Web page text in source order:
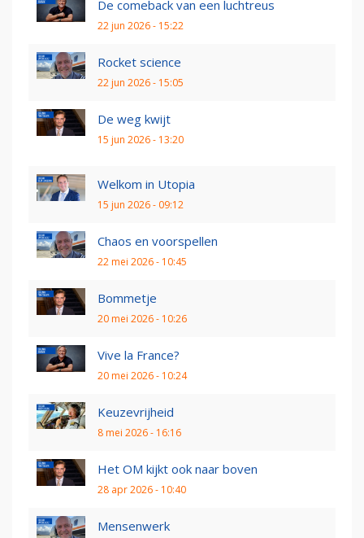
De comeback van een luchtreus
22 jun 2026 - 15:22
Rocket science
22 jun 2026 - 15:05
De weg kwijt
15 jun 2026 - 13:20
Welkom in Utopia
15 jun 2026 - 09:12
Chaos en voorspellen
22 mei 2026 - 10:45
Bommetje
20 mei 2026 - 10:26
Vive la France?
20 mei 2026 - 10:24
Keuzevrijheid
8 mei 2026 - 16:16
Het OM kijkt ook naar boven
28 apr 2026 - 10:40
Mensenwerk